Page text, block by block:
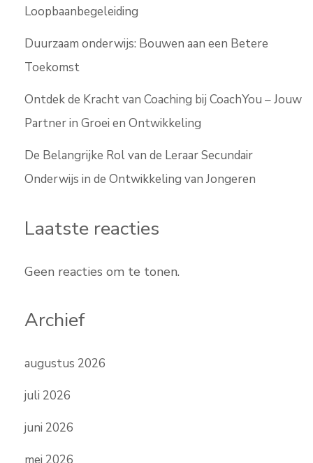
Loopbaanbegeleiding
Duurzaam onderwijs: Bouwen aan een Betere
Toekomst
Ontdek de Kracht van Coaching bij CoachYou – Jouw
Partner in Groei en Ontwikkeling
De Belangrijke Rol van de Leraar Secundair
Onderwijs in de Ontwikkeling van Jongeren
Laatste reacties
Geen reacties om te tonen.
Archief
augustus 2026
juli 2026
juni 2026